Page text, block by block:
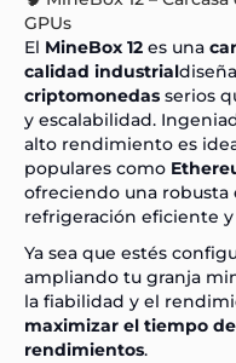
GPUs
El MineBox 12 es una
calidad industrial
criptomonedas serios
y escalabilidad.
alto rendimiento es
populares como
ofreciendo una
refrigeración eficiente
Ya sea que estés
ampliando tu granja
la fiabilidad y el
maximizar el tiempo
rendimientos.